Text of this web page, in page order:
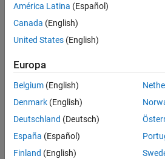
América Latina (Español)
Canada (English)
United States (English)
Europa
Belgium (English)
Denmark (English)
Deutschland (Deutsch)
España (Español)
Finland (English)
Centro de confianza
Marcas
Política de privacidad
Antipiratería
Información de contacto
© 1994-2026 The MathWorks, Inc.